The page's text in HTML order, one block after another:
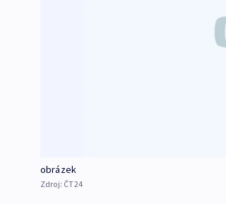
obrázek
Zdroj: ČT24